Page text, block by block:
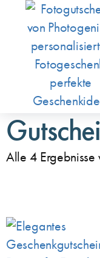
Alle 4